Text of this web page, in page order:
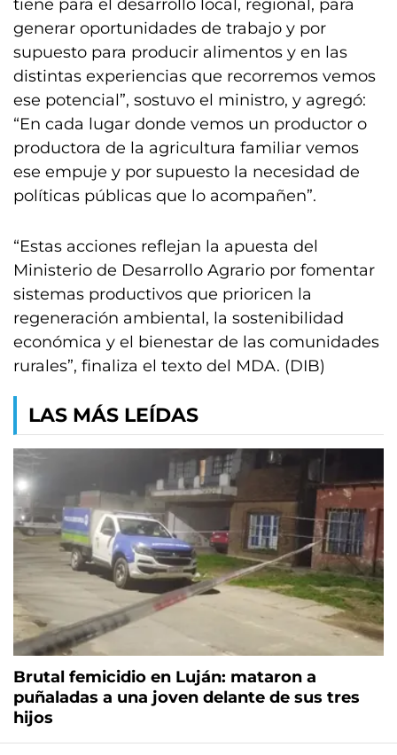
tiene para el desarrollo local, regional, para
generar oportunidades de trabajo y por
supuesto para producir alimentos y en las
distintas experiencias que recorremos vemos
ese potencial”, sostuvo el ministro, y agregó:
“En cada lugar donde vemos un productor o
productora de la agricultura familiar vemos
ese empuje y por supuesto la necesidad de
políticas públicas que lo acompañen”.
“Estas acciones reflejan la apuesta del
Ministerio de Desarrollo Agrario por fomentar
sistemas productivos que prioricen la
regeneración ambiental, la sostenibilidad
económica y el bienestar de las comunidades
rurales”, finaliza el texto del MDA. (DIB)
LAS MÁS LEÍDAS
Brutal femicidio en Luján: mataron a
puñaladas a una joven delante de sus tres
hijos